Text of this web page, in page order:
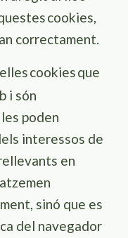
cookies,
correctament.
cookiesque
i són
poden
interessos de
en
sinó que es
del navegador